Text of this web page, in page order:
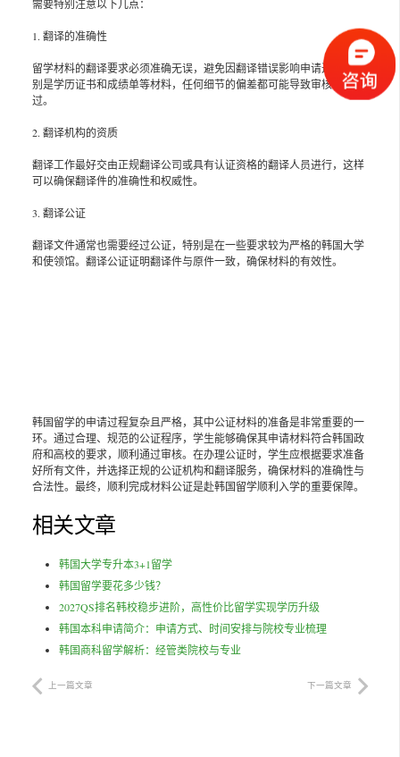
需要特别注意以下几点：
1. 翻译的准确性
留学材料的翻译要求必须准确无误，避免因翻译错误影响申请进程。特
别是学历证书和成绩单等材料，任何细节的偏差都可能导致审核不通
过。
2. 翻译机构的资质
翻译工作最好交由正规翻译公司或具有认证资格的翻译人员进行，这样
可以确保翻译件的准确性和权威性。
3. 翻译公证
翻译文件通常也需要经过公证，特别是在一些要求较为严格的韩国大学
和使领馆。翻译公证证明翻译件与原件一致，确保材料的有效性。
韩国留学的申请过程复杂且严格，其中公证材料的准备是非常重要的一
环。通过合理、规范的公证程序，学生能够确保其申请材料符合韩国政
府和高校的要求，顺利通过审核。在办理公证时，学生应根据要求准备
好所有文件，并选择正规的公证机构和翻译服务，确保材料的准确性与
合法性。最终，顺利完成材料公证是赴韩国留学顺利入学的重要保障。
相关文章
韩国大学专升本3+1留学
韩国留学要花多少钱？
2027QS排名韩校稳步进阶，高性价比留学实现学历升级
韩国本科申请简介：申请方式、时间安排与院校专业梳理
韩国商科留学解析：经管类院校与专业
上一篇文章 下一篇文章